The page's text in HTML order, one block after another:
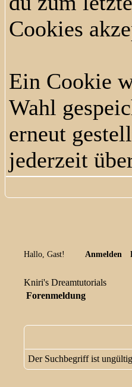
Cookies
Ein Cookie
Wahl
erneut
jederzeit
Hallo, Gast! Anmelden
Kniri's Dreamtutorials
Forenmeldung
Der Suchbegriff ist